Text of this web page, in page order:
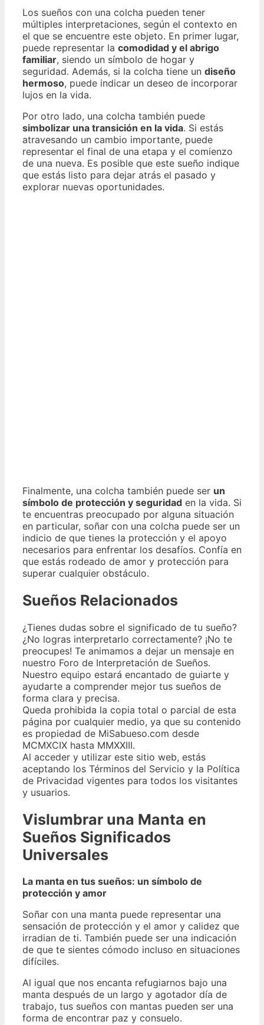
Los sueños con una colcha pueden tener
múltiples interpretaciones, según el contexto en
el que se encuentre este objeto. En primer lugar,
puede representar la comodidad y el abrigo
familiar, siendo un símbolo de hogar y
seguridad. Además, si la colcha tiene un diseño
hermoso, puede indicar un deseo de incorporar
lujos en la vida.
Por otro lado, una colcha también puede
simbolizar una transición en la vida. Si estás
atravesando un cambio importante, puede
representar el final de una etapa y el comienzo
de una nueva. Es posible que este sueño indique
que estás listo para dejar atrás el pasado y
explorar nuevas oportunidades.
Finalmente, una colcha también puede ser un
símbolo de protección y seguridad en la vida. Si
te encuentras preocupado por alguna situación
en particular, soñar con una colcha puede ser un
indicio de que tienes la protección y el apoyo
necesarios para enfrentar los desafíos. Confía en
que estás rodeado de amor y protección para
superar cualquier obstáculo.
Sueños Relacionados
¿Tienes dudas sobre el significado de tu sueño?
¿No logras interpretarlo correctamente? ¡No te
preocupes! Te animamos a dejar un mensaje en
nuestro Foro de Interpretación de Sueños.
Nuestro equipo estará encantado de guiarte y
ayudarte a comprender mejor tus sueños de
forma clara y precisa.
Queda prohibida la copia total o parcial de esta
página por cualquier medio, ya que su contenido
es propiedad de MiSabueso.com desde
MCMXCIX hasta MMXXIII.
Al acceder y utilizar este sitio web, estás
aceptando los Términos del Servicio y la Política
de Privacidad vigentes para todos los visitantes
y usuarios.
Vislumbrar una Manta en
Sueños Significados
Universales
La manta en tus sueños: un símbolo de
protección y amor
Soñar con una manta puede representar una
sensación de protección y el amor y calidez que
irradian de ti. También puede ser una indicación
de que te sientes cómodo incluso en situaciones
difíciles.
Al igual que nos encanta refugiarnos bajo una
manta después de un largo y agotador día de
trabajo, tus sueños con mantas pueden ser una
forma de encontrar paz y consuelo.